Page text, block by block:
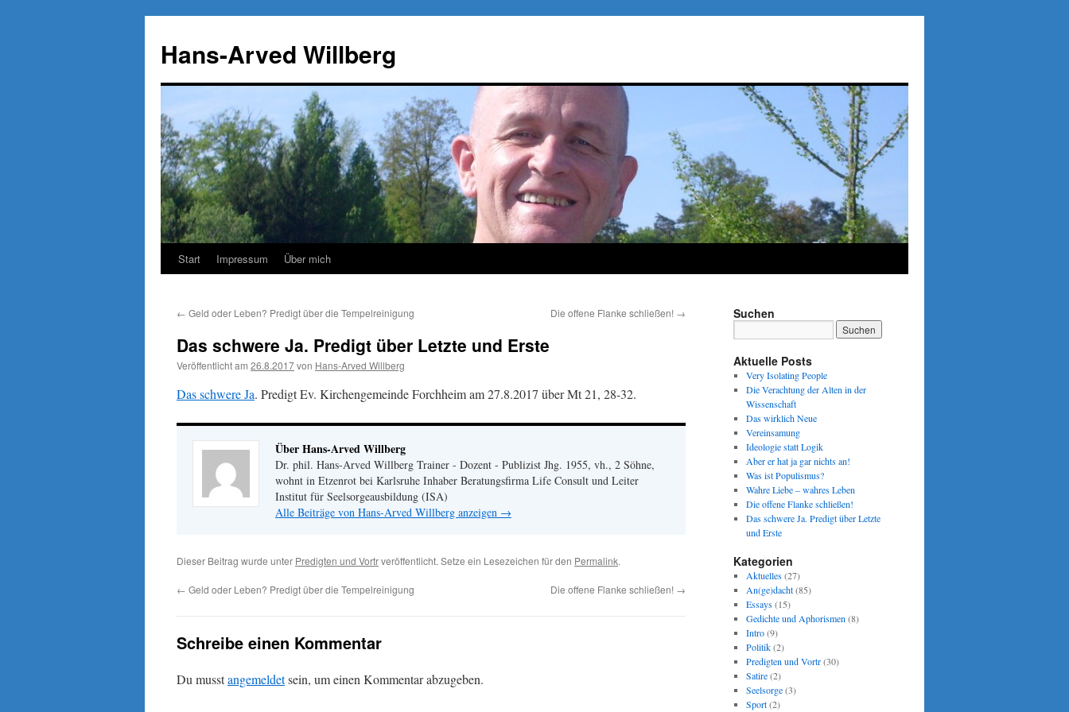
springen
Hans-Arved Willberg
Start Impressum Über mich
← Geld oder Leben? Predigt über die Tempelreinigung Die offene Flanke schließen! →
Das schwere Ja. Predigt über Letzte und Erste
Veröffentlicht am 26.8.2017von Hans-Arved Willberg
Das schwere Ja. Predigt Ev. Kirchengemeinde Forchheim am 27.8.2017 über Mt 21, 28-32.
Über Hans-Arved Willberg
Dr. phil. Hans-Arved Willberg Trainer - Dozent - Publizist Jhg. 1955, vh., 2 Söhne,
wohnt in Etzenrot bei Karlsruhe Inhaber Beratungsfirma Life Consult und Leiter
Institut für Seelsorgeausbildung (ISA)
Alle Beiträge von Hans-Arved Willberg anzeigen →
Dieser Beitrag wurde unter Predigten und Vortrveröffentlicht. Setze ein Lesezeichen für den Permalink.
← Geld oder Leben? Predigt über die Tempelreinigung Die offene Flanke schließen! →
Schreibe einen Kommentar
Du musstangemeldetsein, um einen Kommentar abzugeben.
Suchen
Aktuelle Posts
Very Isolating People
Die Verachtung der Alten in der
Wissenschaft
Das wirklich Neue
Vereinsamung
Ideologie statt Logik
Aber er hat ja gar nichts an!
Was ist Populismus?
Wahre Liebe – wahres Leben
Die offene Flanke schließen!
Das schwere Ja. Predigt über Letzte
und Erste
Kategorien
Aktuelles(27)
An(ge)dacht(85)
Essays(15)
Gedichte und Aphorismen (8)
Intro(9)
Politik(2)
Predigten und Vortr(30)
Satire(2)
Seelsorge(3)
Sport(2)